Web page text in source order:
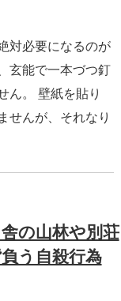
対必要になるのが
玄能で一本づつ釘
ん。 壁紙を貼り
せんが、それなり
の山林や別荘
う自殺行為